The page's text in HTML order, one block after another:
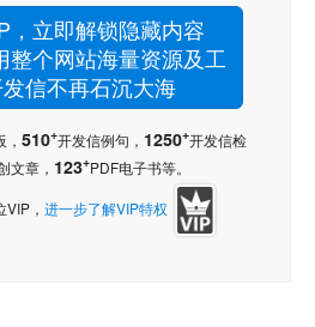
，立即解锁隐藏内容
整个网站海量资源及工
信不再石沉大海
510+开发信例句， 1250+开发信检
文章， 123+PDF电子书等。
VIP， 进一步了解VIP特权